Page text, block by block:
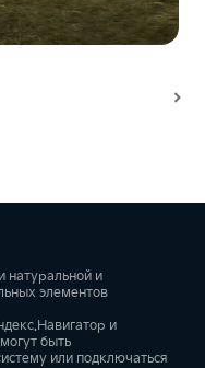
натуральной и
элементов
и
быть
или подключаться